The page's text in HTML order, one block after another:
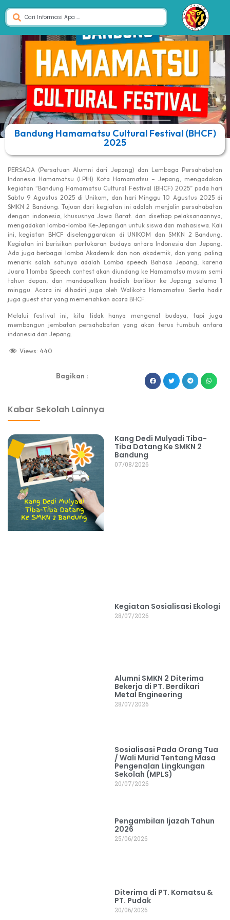
Bandung Hamamatsu Cultural Festival (BHCF)
2025
PERSADA (Persatuan Alumni dari Jepang) dan Lembaga Persahabatan
Indonesia Hamamatsu (LPIH) Kota Hamamatsu – Jepang, mengadakan
kegiatan “Bandung Hamamatsu Cultural Festival (BHCF) 2025” pada hari
Sabtu 9 Agustus 2025 di Unikom, dan hari Minggu 10 Agustus 2025 di
SMKN 2 Bandung. Tujuan dari kegiatan ini adalah menjalin persahabatan
dengan indonesia, khususnya Jawa Barat. dan disetiap pelaksanaannya,
mengadakan lomba-lomba Ke-Jepangan untuk siswa dan mahasiswa. Kali
ini, kegiatan BHCF diselenggarakan di UNIKOM dan SMKN 2 Bandung.
Kegiatan ini berisikan pertukaran budaya antara Indonesia dan Jepang.
Ada juga berbagai lomba Akademik dan non akademik, dan yang paling
menarik salah satunya adalah Lomba speech Bahasa Jepang, karena
Juara 1 lomba Speech contest akan diundang ke Hamamatsu musim semi
tahun depan, dan mandapatkan hadiah berlibur ke Jepang selama 1
minggu. Acara ini dihadiri juga oleh Walikota Hamamatsu. Serta hadir
juga guest star yang memeriahkan acara BHCF.
Melalui festival ini, kita tidak hanya mengenal budaya, tapi juga
membangun jembatan persahabatan yang akan terus tumbuh antara
indonesia dan Jepang.
Views: 440
Bagikan :
Kabar Sekolah Lainnya
Kang Dedi Mulyadi Tiba-
Tiba Datang Ke SMKN 2
Bandung
07/08/2026
Kegiatan Sosialisasi Ekologi
28/07/2026
Alumni SMKN 2 Diterima
Bekerja di PT. Berdikari
Metal Engineering
28/07/2026
Sosialisasi Pada Orang Tua
/ Wali Murid Tentang Masa
Pengenalan Lingkungan
Sekolah (MPLS)
20/07/2026
Pengambilan Ijazah Tahun
2026
25/06/2026
Diterima di PT. Komatsu &
PT. Pudak
20/06/2026